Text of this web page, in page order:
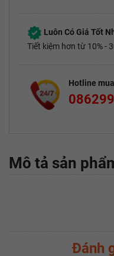
Luôn Có Giá Tốt
Tiết kiệm hơn từ 10% -
Hotline
Mô tả sản
Đánh